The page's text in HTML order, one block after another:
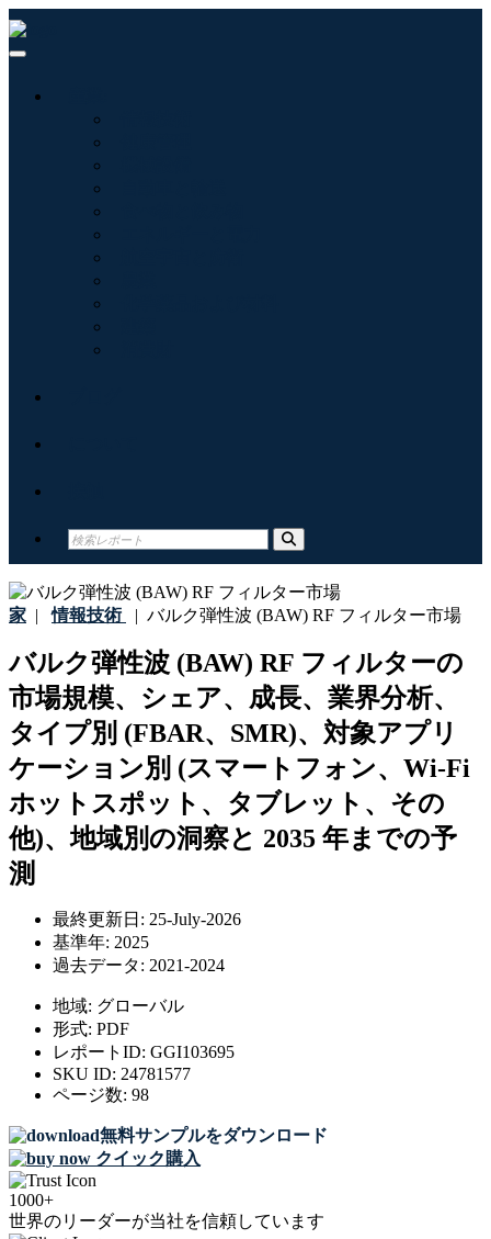
家 | 情報技術 | バルク弾性波 (BAW) RF フィルター市場
バルク弾性波 (BAW) RF フィルターの
市場規模、シェア、成長、業界分析、
タイプ別 (FBAR、SMR)、対象アプリ
ケーション別 (スマートフォン、Wi-Fi
ホットスポット、タブレット、その
他)、地域別の洞察と 2035 年までの予
測
最終更新日: 25-July-2026
基準年: 2025
過去データ: 2021-2024
地域: グローバル
形式: PDF
レポートID: GGI103695
SKU ID: 24781577
ページ数: 98
無料サンプルをダウンロード
クイック購入
1000+
世界のリーダーが当社を信頼しています